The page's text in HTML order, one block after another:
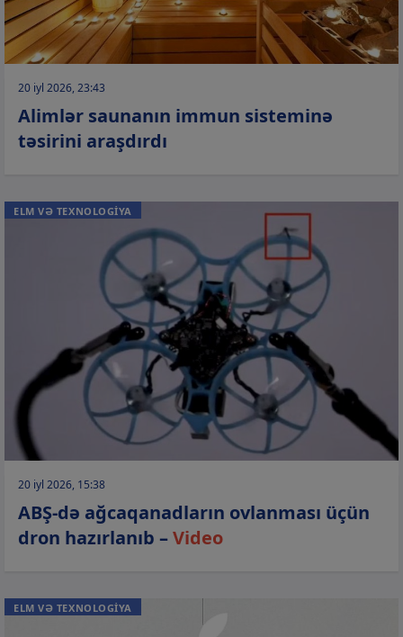
20 iyl 2026, 23:43
Alimlər saunanın immun sisteminə
təsirini araşdırdı
ELM VƏ TEXNOLOGİYA
20 iyl 2026, 15:38
ABŞ-də ağcaqanadların ovlanması üçün
dron hazırlanıb –Video
ELM VƏ TEXNOLOGİYA